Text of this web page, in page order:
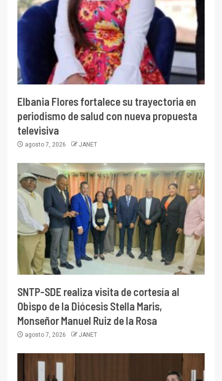
Elbania Flores fortalece su trayectoria en
periodismo de salud con nueva propuesta
televisiva
agosto 7, 2026 JANET
SNTP-SDE realiza visita de cortesía al
Obispo de la Diócesis Stella Maris,
Monseñor Manuel Ruiz de la Rosa
agosto 7, 2026 JANET